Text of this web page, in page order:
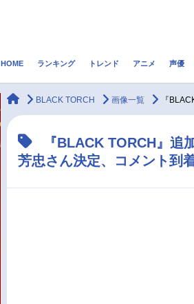
ゲーム・アプリ 音楽
HOME ランキング トレンド アニメ 声優
animateTimes
BLACK TORCH 画像一覧 『
『BLACK TORCH』追
芳忠さん決定、コメント